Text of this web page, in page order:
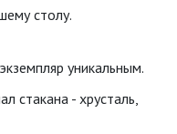
столу.
уникальным.
стакана - хрусталь,